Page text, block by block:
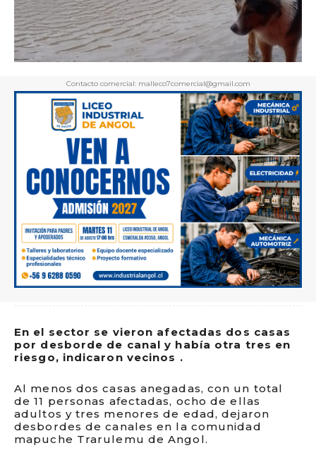
Contacto comercial: malleco7comercial@gmail.com
En el sector se vieron afectadas dos casas
por desborde de canal y había otra tres en
riesgo, indicaron vecinos .
Al menos dos casas anegadas, con un total
de 11 personas afectadas, ocho de ellas
adultos y tres menores de edad, dejaron
desbordes de canales en la comunidad
mapuche Trarulemu de Angol.